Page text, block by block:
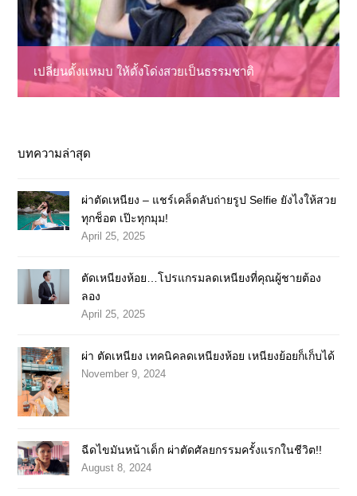
เปลี่ยนดั้งแหมบ ให้ดั้งโด่งสวยเป็นธรรมชาติ
บทความล่าสุด
ผ่าตัดเหนียง – แชร์เคล็ดลับถ่ายรูป Selfie ยังไงให้สวย
ทุกช็อต เป๊ะทุกมุม!
April 25, 2025
ตัดเหนียงห้อย…โปรแกรมลดเหนียงที่คุณผู้ชายต้อง
ลอง
April 25, 2025
ผ่า ตัดเหนียง เทคนิคลดเหนียงห้อย เหนียงย้อยก็เก็บได้
November 9, 2024
ฉีดไขมันหน้าเด็ก ผ่าตัดศัลยกรรมครั้งแรกในชีวิต!!
August 8, 2024